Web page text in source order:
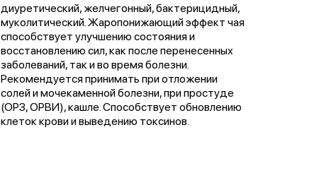
диуретический, желчегонный, бактерицидный,
муколитический. Жаропонижающий эффект чая
способствует улучшению состояния и
восстановлению сил, как после перенесенных
заболеваний, так и во время болезни.
Рекомендуется принимать при отложении
солей и мочекаменной болезни, при простуде
(ОРЗ, ОРВИ), кашле. Способствует обновлению
клеток крови и выведению токсинов.